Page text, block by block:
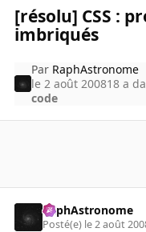
[résolu] CSS :
imbriqués
Par RaphAstronome
le 2 août 200818 a
code
RaphAstronome
Posté(e) le 2 août